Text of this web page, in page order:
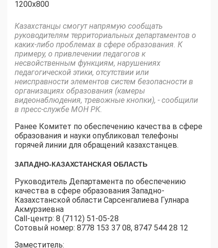
Казахстанцы смогут напрямую сообщать
руководителям территориальных департаментов о
каких-либо проблемах в сфере образования. К
примеру, о привлечении педагогов к
несвойственным функциям, нарушениях
педагогической этики, отсутствии или
неисправности элементов систем безопасности в
организациях образования (камеры
видеонаблюдения, тревожные кнопки), - сообщили
в пресс-службе МОН РК.
Ранее Комитет по обеспечению качества в сфере
образования и науки опубликовал телефоны
горячей линии для обращений казахстанцев.
ЗАПАДНО-КАЗАХСТАНСКАЯ ОБЛАСТЬ
Руководитель Департамента по обеспечению
качества в сфере образования Западно-
Казахстанской области Сарсенгалиева Гулнара
Акмурзиевна
Call-центр: 8 (7112) 51-05-28
Сотовый номер: 8778 153 37 08, 8747 544 28 12
Заместитель: